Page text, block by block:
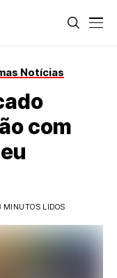
Notícias
com
MINUTOS LIDOS